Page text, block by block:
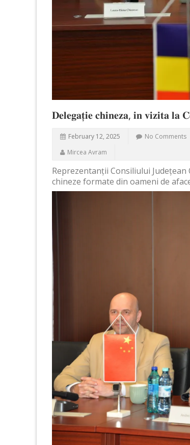
𝐃𝐞𝐥𝐞𝐠𝐚𝐭̦𝐢𝐞 𝐜𝐡𝐢𝐧𝐞𝐳𝐚, 𝐢𝐧 𝐯𝐢𝐳𝐢𝐭𝐚 𝐥𝐚
February 12, 2025 No Comments
Mircea Avram
Reprezentanții Consiliului
chineze formate din oameni de